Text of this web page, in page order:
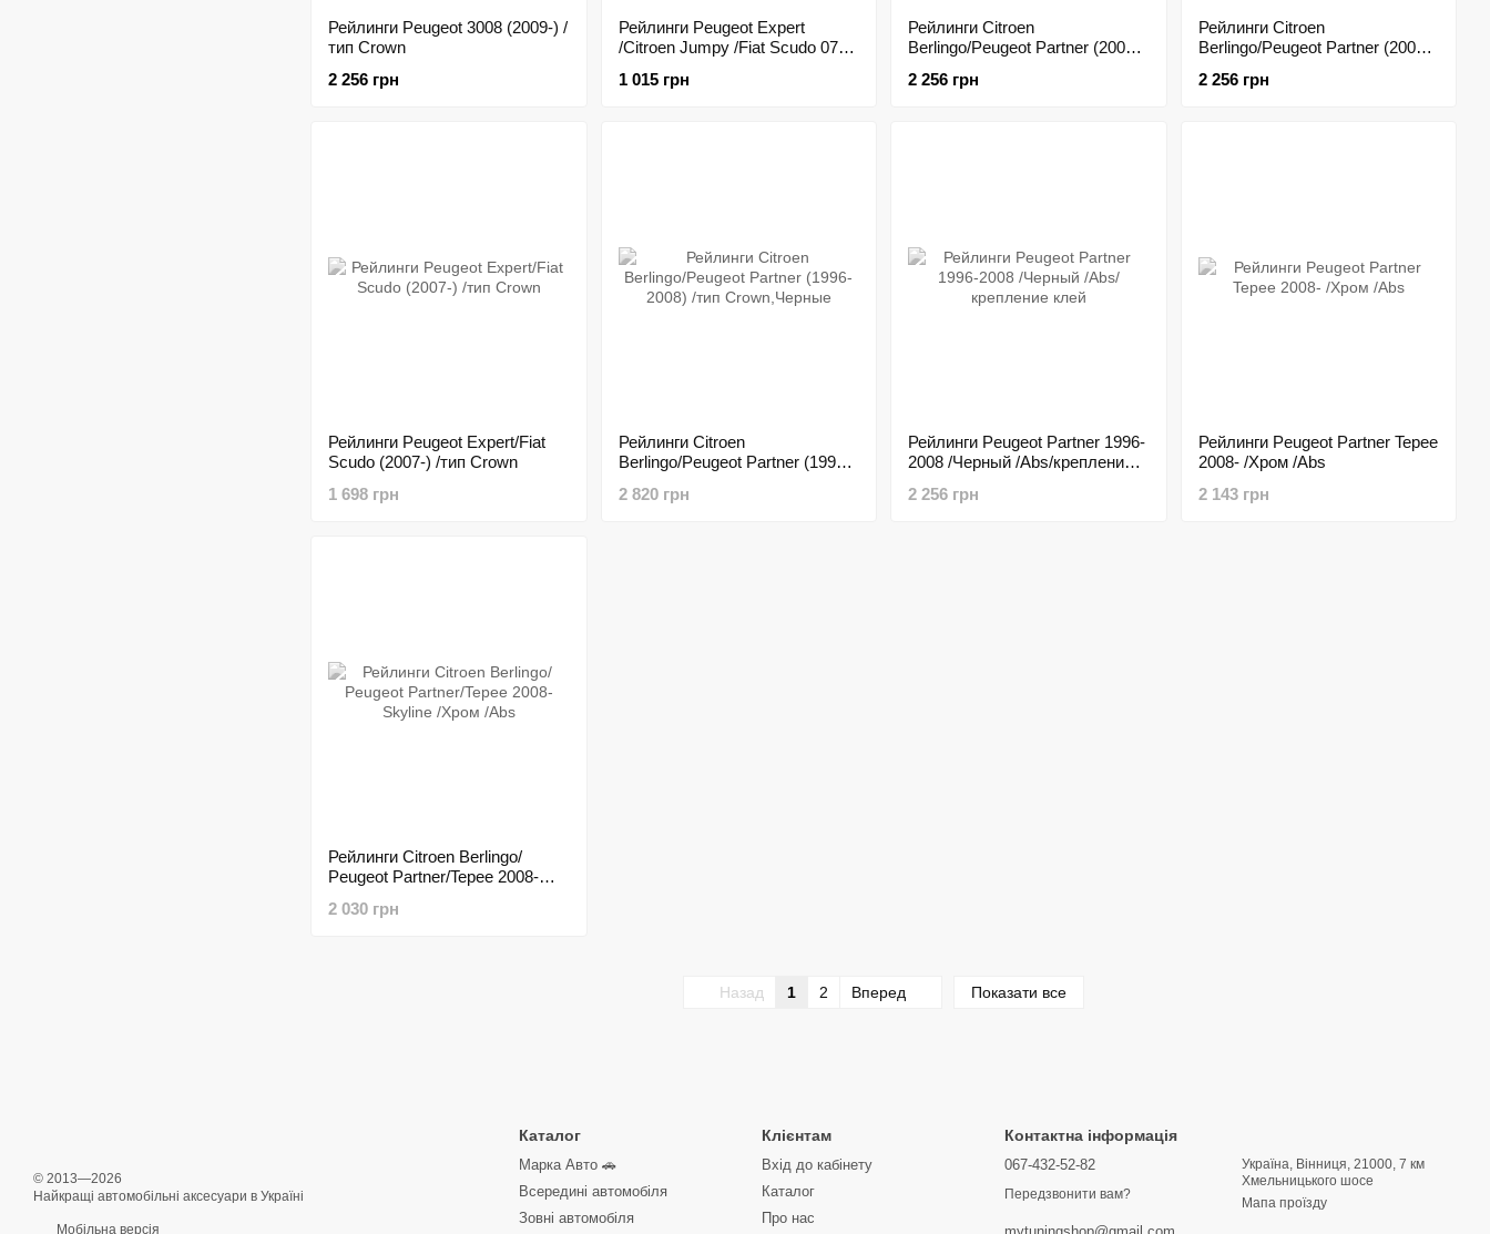
Рейлинги Peugeot 3008 (2009-) /
тип Crown
2 256 грн
Рейлинги Peugeot Expert
/Citroen Jumpy /Fiat Scudo 07-
1 015 грн
Рейлинги Citroen
Berlingo/Peugeot Partner (2008-)
2 256 грн
Рейлинги Citroen
Berlingo/Peugeot Partner (2008-)
2 256 грн
Рейлинги Peugeot Expert/Fiat
Scudo (2007-) /тип Crown
1 698 грн
Рейлинги Citroen
Berlingo/Peugeot Partner (1996-
2 820 грн
Рейлинги Peugeot Partner 1996-
2008 /Черный /Abs/крепление
2 256 грн
Рейлинги Peugeot Partner Tepee
2008- /Хром /Abs
2 143 грн
Рейлинги Citroen Berlingo/
Peugeot Partner/Tepee 2008-
2 030 грн
Назад 1 2 Вперед Показати все
© 2013—2026
Найкращі автомобільні аксесуари в Україні
Мобільна версія
Каталог
Марка Авто 🚗
Всередині автомобіля
Зовні автомобіля
Клієнтам
Вхід до кабінету
Каталог
Про нас
Контактна інформація
067-432-52-82
Передзвонити вам?
Україна, Вінниця, 21000, 7 км
Хмельницького шосе
Мапа проїзду